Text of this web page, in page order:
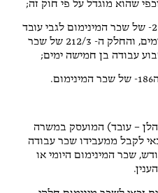
"שכר מינימום יומי" – החלק ה25- של שכר המינימום לגבי עובד
המועסק שבוע עבודה בן ששה ימים, והחלק ה- 212/3 של שכר
עבודה בן חמישה ימים;
לו 18 שנים (להלן – עובד) המועסק במשרה
לקבל ממעבידו שכר עבודה
שכר המינימום היומי או